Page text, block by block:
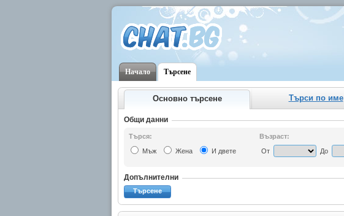
Начало Търсене
Основно търсене Търси по име
Общи данни
Търся:
Мъж
Жена И двете
Възраст:
От
До
Допълнителни
Търсене